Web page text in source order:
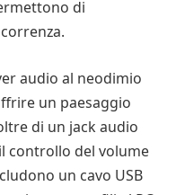
di
audio al neodimio
un paesaggio
di un jack audio
controllo del volume
un cavo USB